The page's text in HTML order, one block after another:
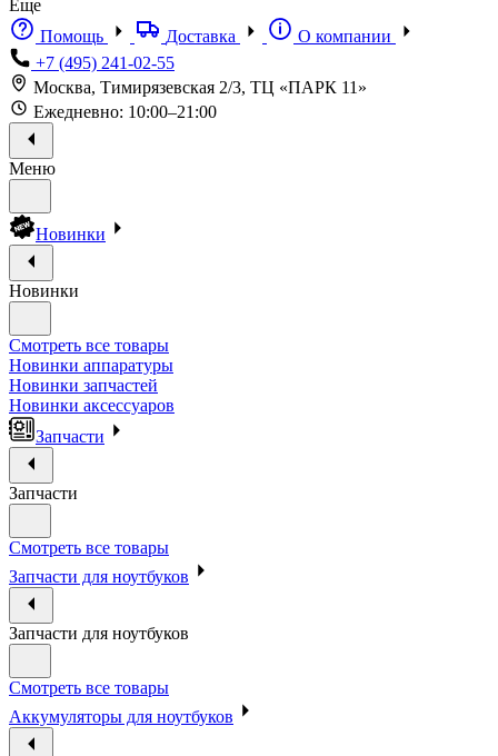
Еще
Помощь
Доставка
О компании
+7 (495) 241-02-55
Москва, Тимирязевская 2/3, ТЦ «ПАРК 11»
Ежедневно: 10:00–21:00
Меню
Новинки
Новинки
Смотреть все товары
Новинки аппаратуры
Новинки запчастей
Новинки аксессуаров
Запчасти
Запчасти
Смотреть все товары
Запчасти для ноутбуков
Запчасти для ноутбуков
Смотреть все товары
Аккумуляторы для ноутбуков